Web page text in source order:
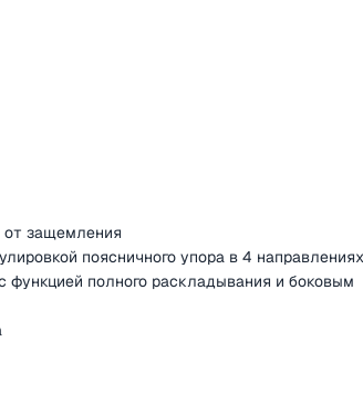
от защемления
поясничного упора в 4 направлениях
функцией полного раскладывания и боковым